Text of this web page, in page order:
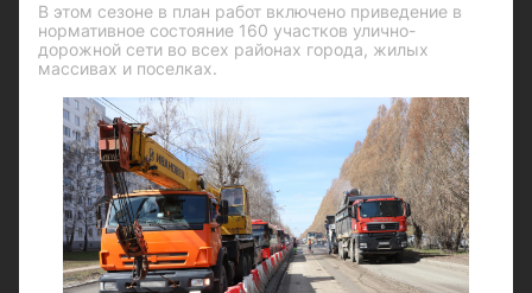
В этом сезоне в план работ включено приведение в
нормативное состояние 160 участков улично-
дорожной сети во всех районах города, жилых
массивах и поселках.